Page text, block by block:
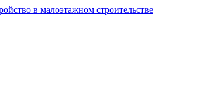
в малоэтажном строительстве